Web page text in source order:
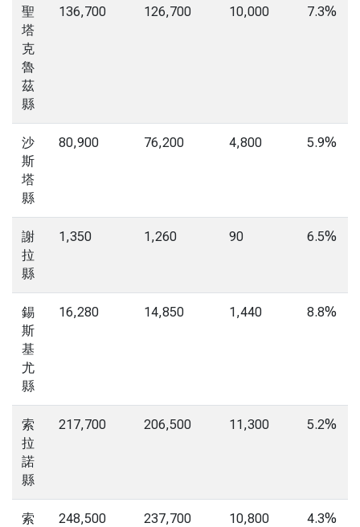
聖
塔
克
魯
茲
縣
136,700 126,700 10,000 7.3%
沙
斯
塔
縣
80,900 76,200 4,800 5.9%
謝
拉
縣
1,350 1,260 90 6.5%
錫
斯
基
尤
縣
16,280 14,850 1,440 8.8%
索
拉
諾
縣
217,700 206,500 11,300 5.2%
索
248,500 237,700 10,800 4.3%